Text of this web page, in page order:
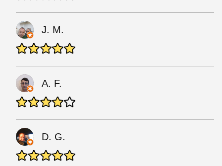
J. M.
A. F.
D. G.